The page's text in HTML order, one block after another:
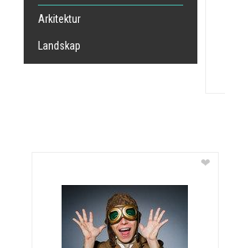
Arkitektur
Landskap
❤